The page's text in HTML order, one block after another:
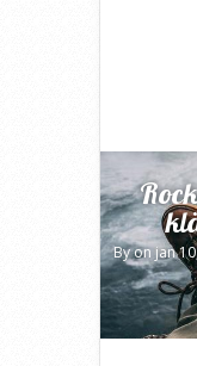
Byon jan